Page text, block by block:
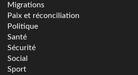
Migrations
Paix et réconciliation
Politique
Santé
Sécurité
Social
Sport